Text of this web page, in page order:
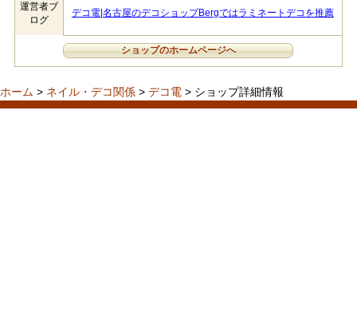
運営者ブ
ログ
デコ電|名古屋のデコショップBergではラミネートデコを推薦
ショップのホームページへ
ホーム > ネイル・デコ関係 > デコ電 > ショップ詳細情報